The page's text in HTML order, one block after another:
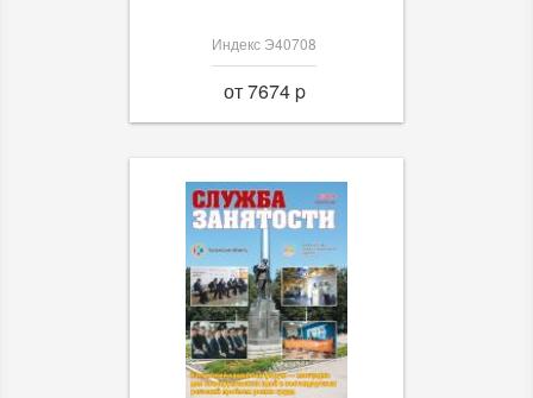
Индекс Э40708
от 7674 p